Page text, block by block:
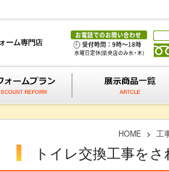
HOME > 工
トイレ交換工事を